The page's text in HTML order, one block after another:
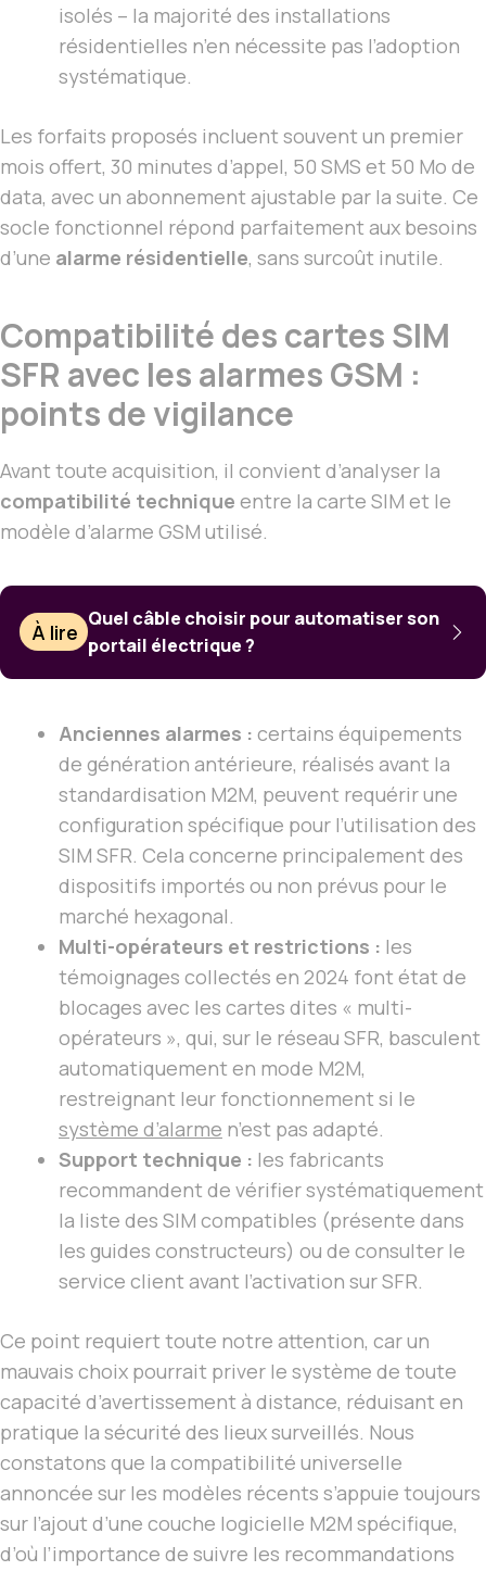
isolés – la majorité des installations
résidentielles n’en nécessite pas l’adoption
systématique.
Les forfaits proposés incluent souvent un premier
mois offert, 30 minutes d’appel, 50 SMS et 50 Mo de
data, avec un abonnement ajustable par la suite. Ce
socle fonctionnel répond parfaitement aux besoins
d’une alarme résidentielle, sans surcoût inutile.
Compatibilité des cartes SIM
SFR avec les alarmes GSM :
points de vigilance
Avant toute acquisition, il convient d’analyser la
compatibilité technique entre la carte SIM et le
modèle d’alarme GSM utilisé.
À lire
Quel câble choisir pour automatiser son
portail électrique ?
Anciennes alarmes : certains équipements
de génération antérieure, réalisés avant la
standardisation M2M, peuvent requérir une
configuration spécifique pour l’utilisation des
SIM SFR. Cela concerne principalement des
dispositifs importés ou non prévus pour le
marché hexagonal.
Multi-opérateurs et restrictions : les
témoignages collectés en 2024 font état de
blocages avec les cartes dites « multi-
opérateurs », qui, sur le réseau SFR, basculent
automatiquement en mode M2M,
restreignant leur fonctionnement si le
système d’alarme n’est pas adapté.
Support technique : les fabricants
recommandent de vérifier systématiquement
la liste des SIM compatibles (présente dans
les guides constructeurs) ou de consulter le
service client avant l’activation sur SFR.
Ce point requiert toute notre attention, car un
mauvais choix pourrait priver le système de toute
capacité d’avertissement à distance, réduisant en
pratique la sécurité des lieux surveillés. Nous
constatons que la compatibilité universelle
annoncée sur les modèles récents s’appuie toujours
sur l’ajout d’une couche logicielle M2M spécifique,
d’où l’importance de suivre les recommandations